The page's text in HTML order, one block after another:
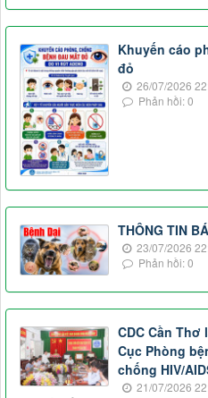
Khuyến cáo
đỏ
26/07/2026
Phản hồi: 0
THÔNG TIN
23/07/2026
Phản hồi: 0
CDC Cần
Cục Phòng
chống HIV/
21/07/2026